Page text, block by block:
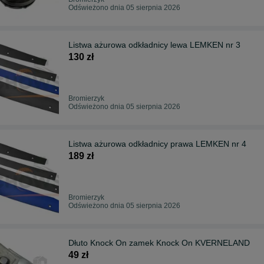
Odświeżono dnia 05 sierpnia 2026
Listwa ażurowa odkładnicy lewa LEMKEN nr 3
130 zł
Bromierzyk
Odświeżono dnia 05 sierpnia 2026
Listwa ażurowa odkładnicy prawa LEMKEN nr 4
189 zł
Bromierzyk
Odświeżono dnia 05 sierpnia 2026
Dłuto Knock On zamek Knock On KVERNELAND
49 zł